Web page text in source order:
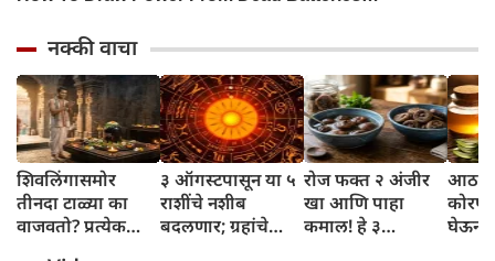
नक्की वाचा
शिवलिंगासमोर
तीनदा टाळ्या का
वाजवतो? प्रत्येक
३ ऑगस्टपासून या ५
राशींचे नशीब
बदलणार; ग्रहांचे
रोज फक्त २ अंजीर
खा आणि पाहा
कमाल! हे ३
घेऊन